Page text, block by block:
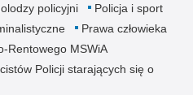
policyjni
Policja i sport
Prawa człowieka
Rentowego MSWiA
Policji starających się o